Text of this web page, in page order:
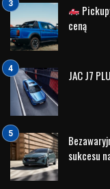
Range Rover:
Dzięki silnym
Range Rover stał
i klasy. Jego
podkreślała nie
potwierdzała jej
są
Rover.